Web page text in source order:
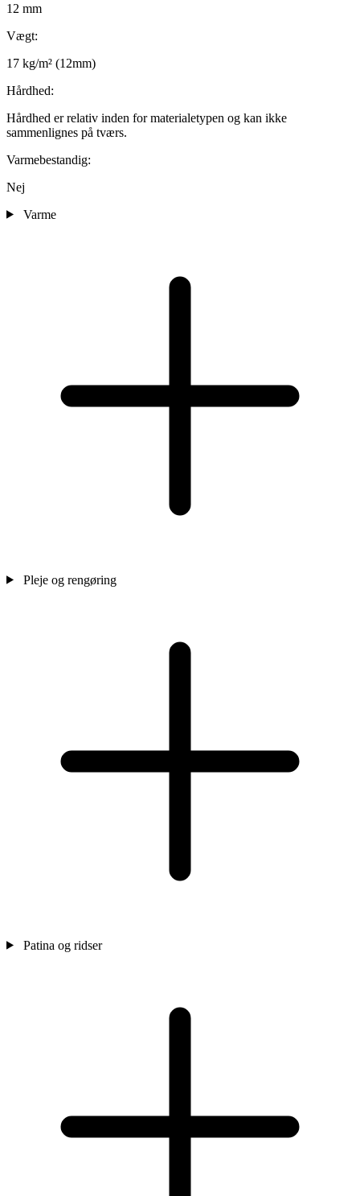
12 mm
Vægt:
17 kg/m² (12mm)
Hårdhed:
Hårdhed er relativ inden for materialetypen og kan ikke
sammenlignes på tværs.
Varmebestandig:
Nej
Varme
Pleje og rengøring
Patina og ridser